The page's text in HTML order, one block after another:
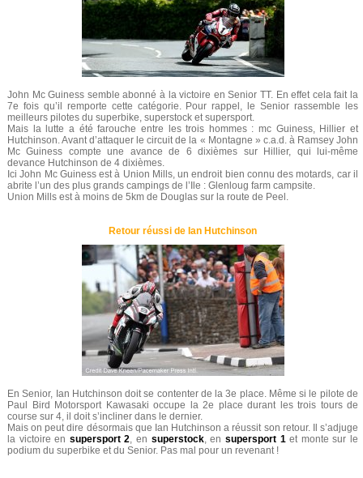
John Mc Guiness semble abonné à la victoire en Senior TT. En effet cela fait la
7e fois qu’il remporte cette catégorie. Pour rappel, le Senior rassemble les
meilleurs pilotes du superbike, superstock et supersport.
Mais la lutte a été farouche entre les trois hommes : mc Guiness, Hillier et
Hutchinson. Avant d’attaquer le circuit de la « Montagne » c.a.d. à Ramsey John
Mc Guiness compte une avance de 6 dixièmes sur Hillier, qui lui-même
devance Hutchinson de 4 dixièmes.
Ici John Mc Guiness est à Union Mills, un endroit bien connu des motards, car il
abrite l’un des plus grands campings de l’Ile : Glenloug farm campsite.
Union Mills est à moins de 5km de Douglas sur la route de Peel.
Retour réussi de Ian Hutchinson
En Senior, Ian Hutchinson doit se contenter de la 3e place. Même si le pilote de
Paul Bird Motorsport Kawasaki occupe la 2e place durant les trois tours de
course sur 4, il doit s’incliner dans le dernier.
Mais on peut dire désormais que Ian Hutchinson a réussit son retour. Il s’adjuge
la victoire en supersport 2, en superstock, en supersport 1et monte sur le
podium du superbike et du Senior. Pas mal pour un revenant !